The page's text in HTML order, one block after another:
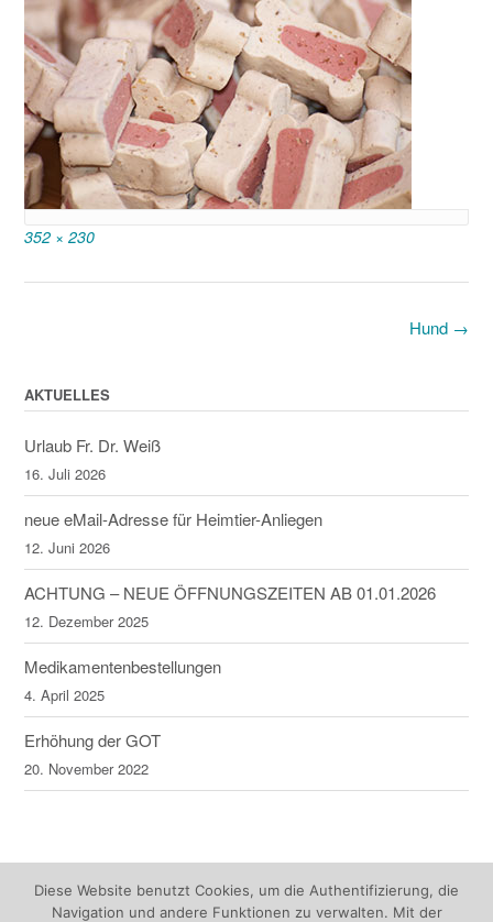
Full
352 × 230
Hund →
AKTUELLES
Urlaub Fr. Dr. Weiß
16. Juli 2026
neue eMail-Adresse für Heimtier-Anliegen
12. Juni 2026
ACHTUNG – NEUE ÖFFNUNGSZEITEN AB 01.01.2026
12. Dezember 2025
Medikamentenbestellungen
4. April 2025
Erhöhung der GOT
20. November 2022
Diese Website benutzt Cookies, um die Authentifizierung, die
Navigation und andere Funktionen zu verwalten. Mit der